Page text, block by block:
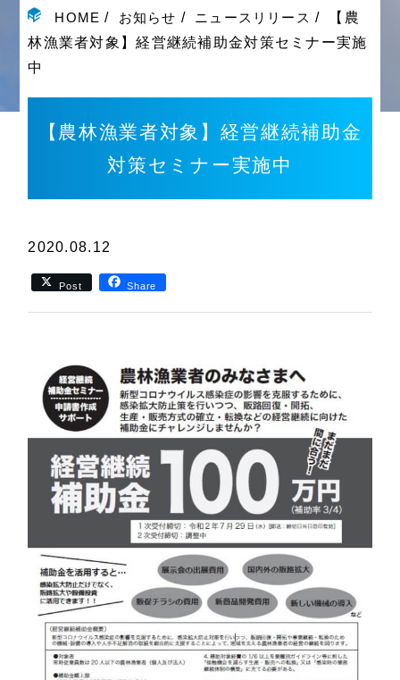
HOME お知らせ ニュースリリース
【農
林漁業者対象】経営継続補助金対策セミナー実施
中
【農林漁業者対象】経営継続補助金
対策セミナー実施中
2020.08.12
Post Share